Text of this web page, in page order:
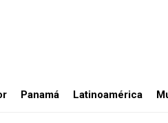
Panamá Latinoamérica